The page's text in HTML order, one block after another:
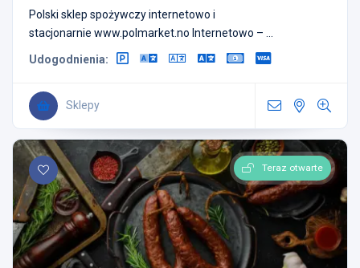
Polski sklep spożywczy internetowo i
stacjonarnie www.polmarket.no Internetowo – ...
Udogodnienia:
Sklepy
Teraz otwarte